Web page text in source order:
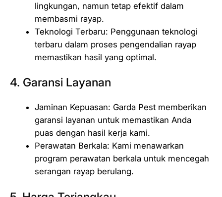
lingkungan, namun tetap efektif dalam
membasmi rayap.
Teknologi Terbaru: Penggunaan teknologi
terbaru dalam proses pengendalian rayap
memastikan hasil yang optimal.
4. Garansi Layanan
Jaminan Kepuasan: Garda Pest memberikan
garansi layanan untuk memastikan Anda
puas dengan hasil kerja kami.
Perawatan Berkala: Kami menawarkan
program perawatan berkala untuk mencegah
serangan rayap berulang.